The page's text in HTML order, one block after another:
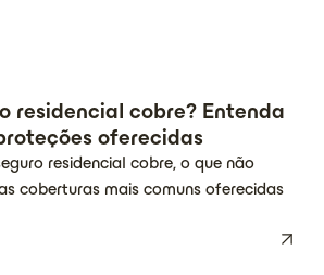
residencial cobre? Entenda
oferecidas
residencial cobre, o que não
coberturas mais comuns oferecidas